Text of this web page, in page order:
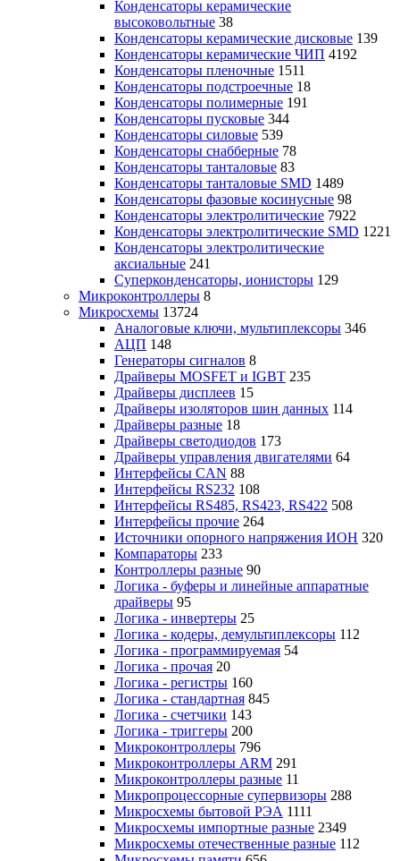
Конденсаторы керамические
высоковольтные 38
Конденсаторы керамические дисковые 139
Конденсаторы керамические ЧИП 4192
Конденсаторы пленочные 1511
Конденсаторы подстроечные 18
Конденсаторы полимерные 191
Конденсаторы пусковые 344
Конденсаторы силовые 539
Конденсаторы снабберные 78
Конденсаторы танталовые 83
Конденсаторы танталовые SMD 1489
Конденсаторы фазовые косинусные 98
Конденсаторы электролитические 7922
Конденсаторы электролитические SMD 1221
Конденсаторы электролитические
аксиальные 241
Суперконденсаторы, ионисторы 129
Микроконтроллеры 8
Микросхемы 13724
Аналоговые ключи, мультиплексоры 346
АЦП 148
Генераторы сигналов 8
Драйверы MOSFET и IGBT 235
Драйверы дисплеев 15
Драйверы изоляторов шин данных 114
Драйверы разные 18
Драйверы светодиодов 173
Драйверы управления двигателями 64
Интерфейсы CAN 88
Интерфейсы RS232 108
Интерфейсы RS485, RS423, RS422 508
Интерфейсы прочие 264
Источники опорного напряжения ИОН 320
Компараторы 233
Контроллеры разные 90
Логика - буферы и линейные аппаратные
драйверы 95
Логика - инвертеры 25
Логика - кодеры, демультиплексоры 112
Логика - программируемая 54
Логика - прочая 20
Логика - регистры 160
Логика - стандартная 845
Логика - счетчики 143
Логика - триггеры 200
Микроконтроллеры 796
Микроконтроллеры ARM 291
Микроконтроллеры разные 11
Микропроцессорные супервизоры 288
Микросхемы бытовой РЭА 1111
Микросхемы импортные разные 2349
Микросхемы отечественные разные 112